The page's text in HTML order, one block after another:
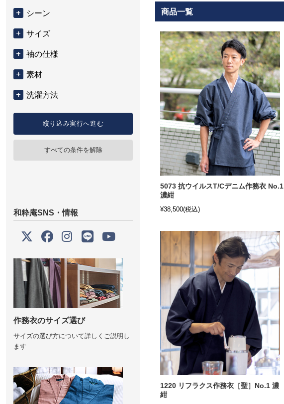
商品一覧
5073 抗ウイルスT/Cデニム作務衣 No.1
濃紺
¥38,500(税込)
1220 リフラクス作務衣［聖］No.1 濃
紺
シーン
サイズ
袖の仕様
素材
洗濯方法
絞り込み実行へ進む
すべての条件を解除
和粋庵SNS・情報
作務衣のサイズ選び
サイズの選び方について詳しくご説明し
ます